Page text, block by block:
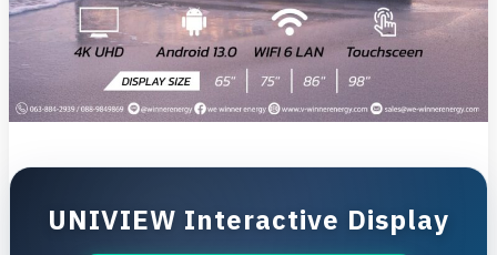
UNIVIEW Interactive Display